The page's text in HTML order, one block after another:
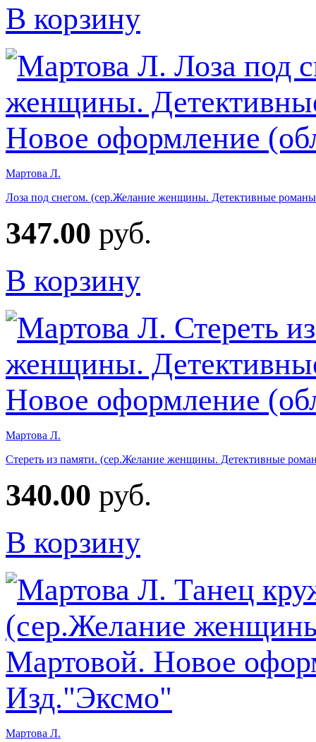
В корзину
Мартова Л.
Лоза под снегом. (сер.Желание женщины. Детективные
347.00 руб.
В корзину
Мартова Л.
Стереть из памяти. (сер.Желание женщины. Детективные
340.00 руб.
В корзину
Мартова Л.